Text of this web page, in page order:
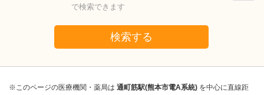
で検索できます
検索する
※このページの医療機関・薬局は 通町筋駅(熊本市電A系統) を中心に直線距